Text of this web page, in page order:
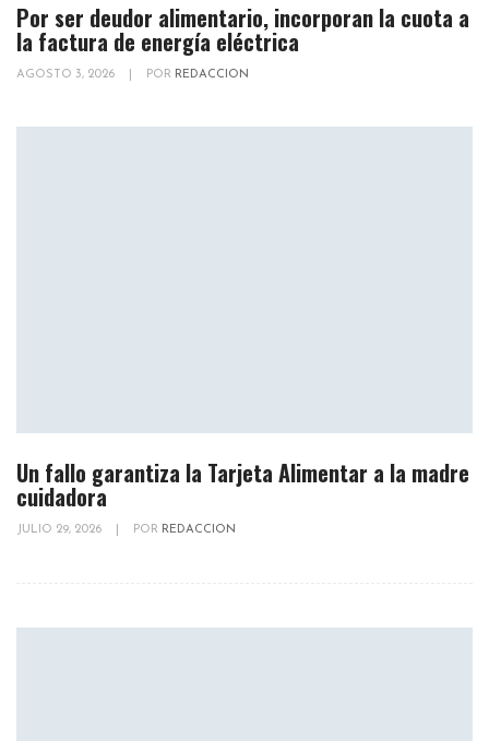
Por ser deudor alimentario, incorporan la cuota a
la factura de energía eléctrica
AGOSTO 3, 2026 POR REDACCION
Un fallo garantiza la Tarjeta Alimentar a la madre
cuidadora
JULIO 29, 2026 POR REDACCION